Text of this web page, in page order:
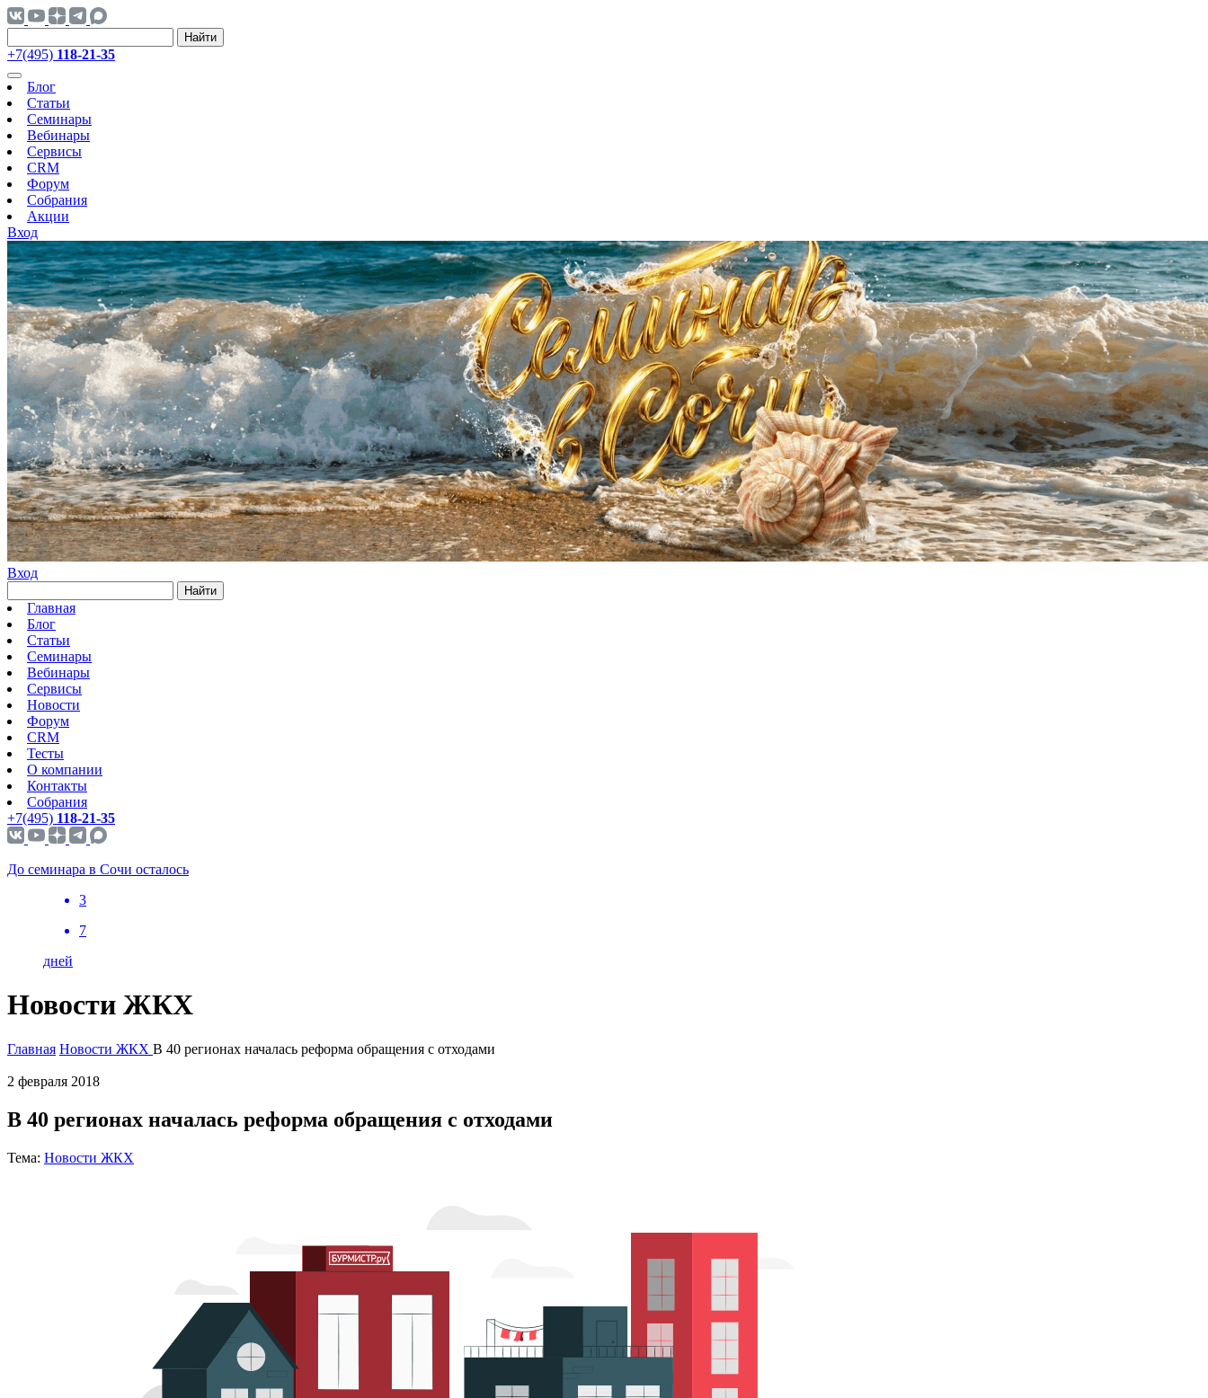
Найти
+7(495) 118-21-35
Блог
Статьи
Семинары
Вебинары
Сервисы
CRM
Форум
Собрания
Акции
Вход
Вход
Найти
Главная
Блог
Статьи
Семинары
Вебинары
Сервисы
Новости
Форум
CRM
Тесты
О компании
Контакты
Собрания
+7(495) 118-21-35
До семинара в Сочи осталось
3
7
дней
Новости ЖКХ
Главная Новости ЖКХ В 40 регионах началась реформа обращения с отходами
2 февраля 2018
В 40 регионах началась реформа обращения с отходами
Тема: Новости ЖКХ